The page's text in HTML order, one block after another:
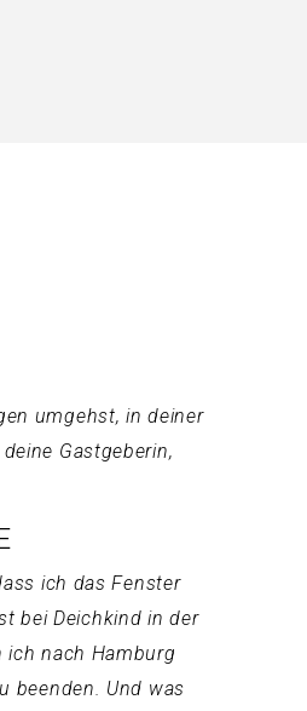
umgehst, in deiner
Gastgeberin,
ich das Fenster
bei Deichkind in der
ich nach Hamburg
beenden. Und was